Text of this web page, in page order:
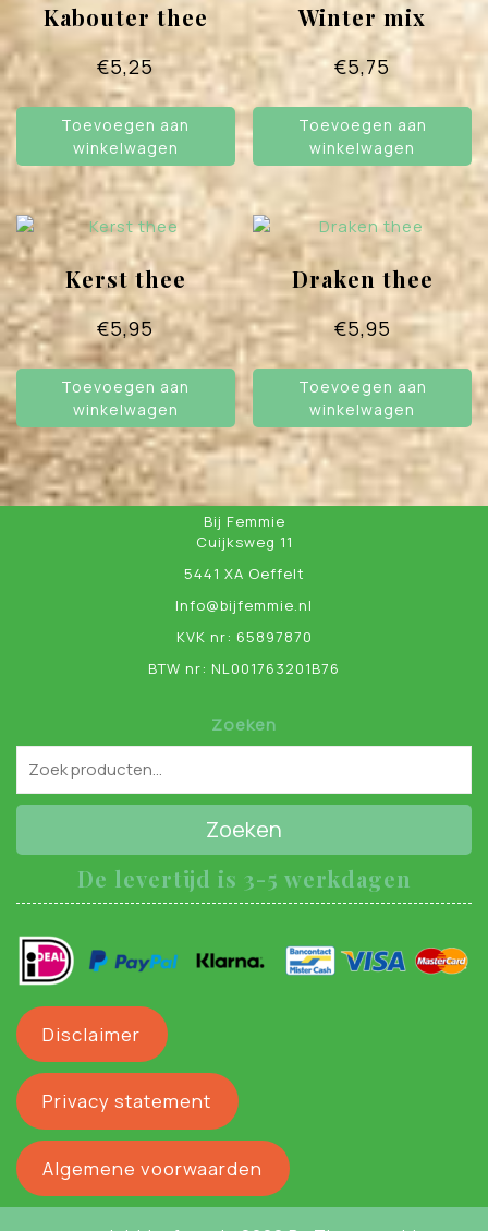
Kabouter thee
€5,25
Toevoegen aan
winkelwagen
Winter mix
€5,75
Toevoegen aan
winkelwagen
Kerst thee
€5,95
Toevoegen aan
winkelwagen
Draken thee
€5,95
Toevoegen aan
winkelwagen
Bij Femmie
Cuijksweg 11
5441 XA Oeffelt
Info@bijfemmie.nl
KVK nr: 65897870
BTW nr: NL001763201B76
Zoeken
Zoeken
De levertijd is 3-5 werkdagen
Disclaimer
Privacy statement
Algemene voorwaarden